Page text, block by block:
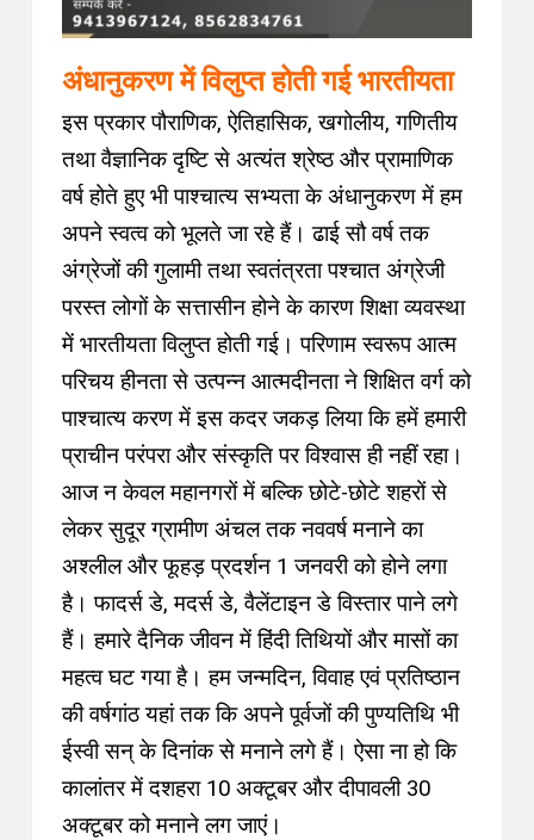
अंधानुकरण में विलुप्त होती गई भारतीयता
इस प्रकार पौराणिक, ऐतिहासिक, खगोलीय, गणितीय
तथा वैज्ञानिक दृष्टि से अत्यंत श्रेष्ठ और प्रामाणिक
वर्ष होते हुए भी पाश्चात्य सभ्यता के अंधानुकरण में हम
अपने स्वत्व को भूलते जा रहे हैं। ढाई सौ वर्ष तक
अंग्रेजों की गुलामी तथा स्वतंत्रता पश्चात अंग्रेजी
परस्त लोगों के सत्तासीन होने के कारण शिक्षा व्यवस्था
में भारतीयता विलुप्त होती गई। परिणाम स्वरूप आत्म
परिचय हीनता से उत्पन्न आत्मदीनता ने शिक्षित वर्ग को
पाश्चात्य करण में इस कदर जकड़ लिया कि हमें हमारी
प्राचीन परंपरा और संस्कृति पर विश्वास ही नहीं रहा।
आज न केवल महानगरों में बल्कि छोटे-छोटे शहरों से
लेकर सुदूर ग्रामीण अंचल तक नववर्ष मनाने का
अश्लील और फूहड़ प्रदर्शन 1 जनवरी को होने लगा
है। फादर्स डे, मदर्स डे, वैलेंटाइन डे विस्तार पाने लगे
हैं। हमारे दैनिक जीवन में हिंदी तिथियों और मासों का
महत्व घट गया है। हम जन्मदिन, विवाह एवं प्रतिष्ठान
की वर्षगांठ यहां तक कि अपने पूर्वजों की पुण्यतिथि भी
ईस्वी सन् के दिनांक से मनाने लगे हैं। ऐसा ना हो कि
कालांतर में दशहरा 10 अक्टूबर और दीपावली 30
अक्टूबर को मनाने लग जाएं।